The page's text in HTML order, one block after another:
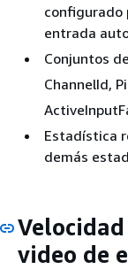
configurado
entrada
Conjuntos
ChannelId,
Estadística
demás
video de